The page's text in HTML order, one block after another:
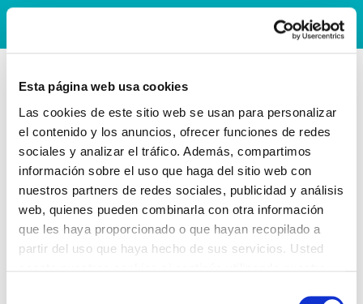
Esta página web usa cookies
Las cookies de este sitio web se usan para personalizar
el contenido y los anuncios, ofrecer funciones de redes
sociales y analizar el tráfico. Además, compartimos
información sobre el uso que haga del sitio web con
nuestros partners de redes sociales, publicidad y análisis
web, quienes pueden combinarla con otra información
que les haya proporcionado o que hayan recopilado a
partir del uso que haya hecho de sus servicios. Usted